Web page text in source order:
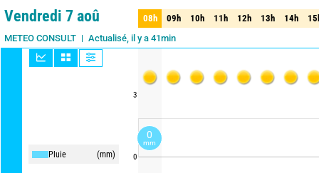
Live 1 jour 3 jours 15 jours Fiabilité 90%
Vendredi 7 aoû
METEO CONSULT Actualisé, il y a 41min
Pluie (mm)
3
0
08h 09h 10h 11h 12h 13h 14h
08h 09h 10h 11h 12h 13h 14h
0
mm